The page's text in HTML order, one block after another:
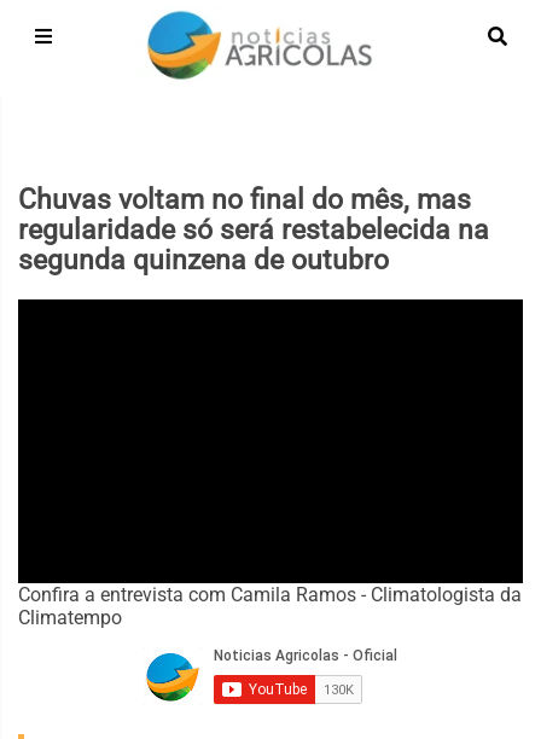
Chuvas voltam no final do mês, mas
regularidade só será restabelecida na
segunda quinzena de outubro
Confira a entrevista com Camila Ramos - Climatologista da
Climatempo